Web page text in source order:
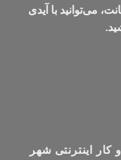
می‌توانید با آیدی
اینترنتی شهر